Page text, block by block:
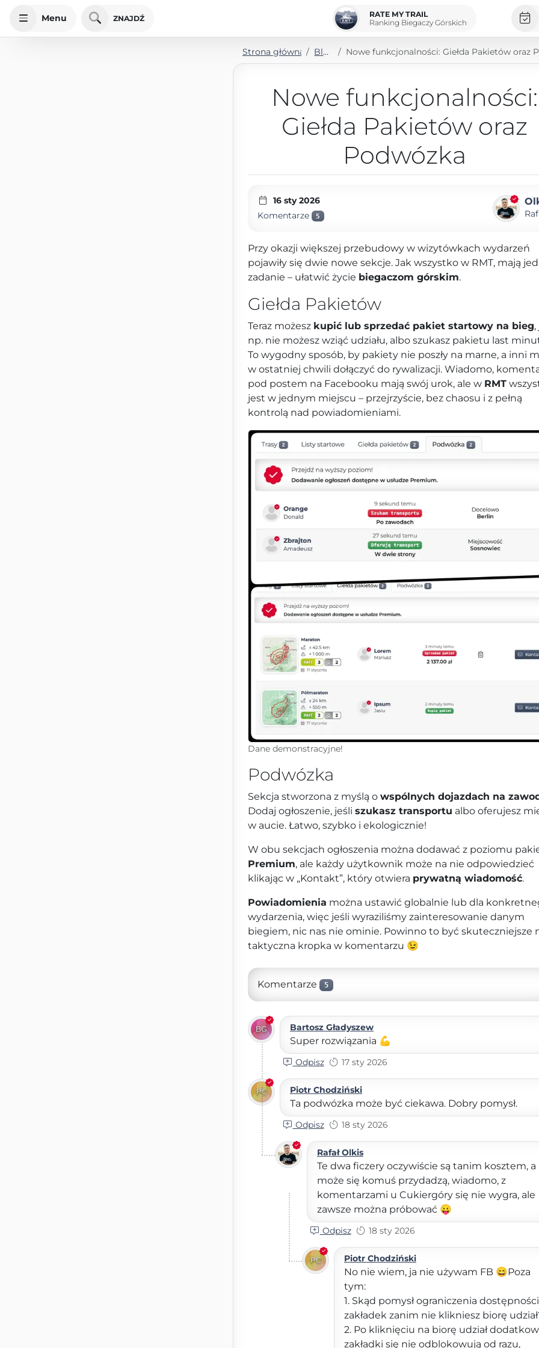
Menu ZNAJDŹ
RATE MY TRAIL
Ranking Biegaczy Górskich
Strona główna Blog Nowe funkcjonalności: Giełda Pakietów oraz
Nowe funkcjonalności:
Giełda Pakietów oraz
Podwózka
16 sty 2026
Komentarze
5
Przy okazji większej przebudowy w wizytówkach wydarzeń
pojawiły się dwie nowe sekcje. Jak wszystko w RMT, mają
zadanie – ułatwić życie biegaczom górskim.
Giełda Pakietów
Teraz możesz kupić lub sprzedać pakiet startowy na bieg
np. nie możesz wziąć udziału, albo szukasz pakietu last
To wygodny sposób, by pakiety nie poszły na marne, a inni
w ostatniej chwili dołączyć do rywalizacji. Wiadomo,
pod postem na Facebooku mają swój urok, ale w RMT
jest w jednym miejscu – przejrzyście, bez chaosu i z pełną
kontrolą nad powiadomieniami.
Dane demonstracyjne!
Podwózka
Sekcja stworzona z myślą o wspólnych dojazdach na
Dodaj ogłoszenie, jeśli szukasz transportu albo oferujesz
w aucie. Łatwo, szybko i ekologicznie!
W obu sekcjach ogłoszenia można dodawać z poziomu
Premium, ale każdy użytkownik może na nie odpowiedzieć
klikając w „Kontakt”, który otwiera prywatną wiadomość.
Powiadomienia można ustawić globalnie lub dla
wydarzenia, więc jeśli wyraziliśmy zainteresowanie danym
biegiem, nic nas nie ominie. Powinno to być skuteczniejsze
taktyczna kropka w komentarzu 😉
Komentarze 5
Bartosz Gładyszew
Super rozwiązania 💪
Odpisz 17 sty 2026
Piotr Chodziński
Ta podwózka może być ciekawa. Dobry pomysł.
Odpisz 18 sty 2026
Rafał Olkis
Te dwa ficzery oczywiście są tanim kosztem, a
może się komuś przydadzą, wiadomo, z
komentarzami u Cukiergóry się nie wygra, ale
zawsze można próbować 😛
Odpisz 18 sty 2026
Piotr Chodziński
No nie wiem, ja nie używam FB 😄Poza
tym:
1. Skąd pomysł ograniczenia dostępności
zakładek zanim nie klikniesz biorę
2. Po kliknięciu na biorę udział
zakładki się nie odblokowują od razu,